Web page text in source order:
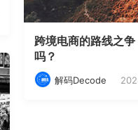
跨境电商的路线之
吗？
解码Decode